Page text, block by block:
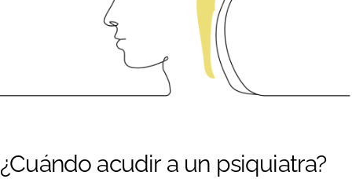
¿Cuándo acudir a un psiquiatra?